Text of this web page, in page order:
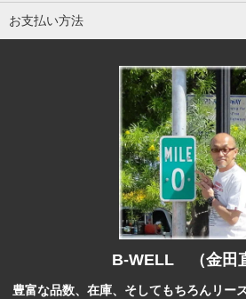
お支払い方法
B-WELL （金田
豊富な品数、在庫、そしてもちろんリー